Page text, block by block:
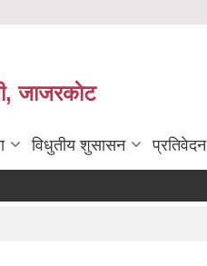
जाजरकाेट
विधुतीय शुसासन प्रतिवेदन